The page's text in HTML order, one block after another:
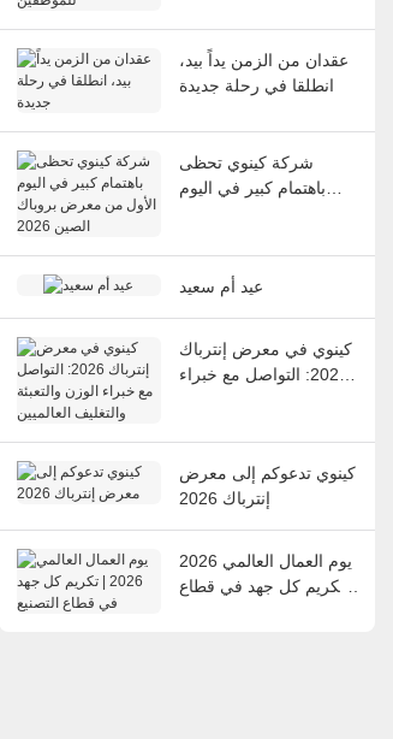
عقدان من الزمن يداً بيد،
انطلقا في رحلة جديدة
شركة كينوي تحظى
باهتمام كبير في اليوم
عيد أم سعيد
كينوي في معرض إنترباك
2026: التواصل مع خبراء
كينوي تدعوكم إلى معرض
إنترباك 2026
يوم العمال العالمي 2026
| تكريم كل جهد في قطاع